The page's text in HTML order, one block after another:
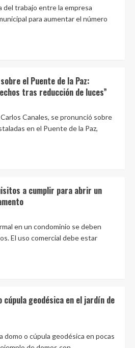
del trabajo entre la empresa
para aumentar el número
el Puente de la Paz:
tras reducción de luces”
Canales, se pronunció sobre
en el Puente de la Paz,
a cumplir para abrir un
en un condominio se deben
El uso comercial debe estar
cúpula geodésica en el jardín de
domo o cúpula geodésica en pocas